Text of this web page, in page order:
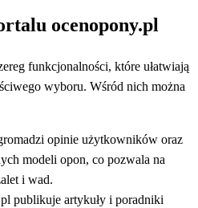
ocenopony.pl
funkcjonalności, które ułatwiają
wyboru. Wśród nich można
opinie użytkowników oraz
modeli opon, co pozwala na
i wad.
publikuje artykuły i poradniki